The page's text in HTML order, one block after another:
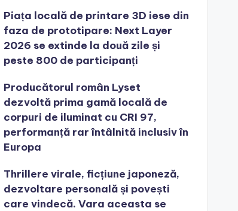
Piața locală de printare 3D iese din
faza de prototipare: Next Layer
2026 se extinde la două zile și
peste 800 de participanți
Producătorul român Lyset
dezvoltă prima gamă locală de
corpuri de iluminat cu CRI 97,
performanță rar întâlnită inclusiv în
Europa
Thrillere virale, ficțiune japoneză,
dezvoltare personală și povești
care vindecă. Vara aceasta se